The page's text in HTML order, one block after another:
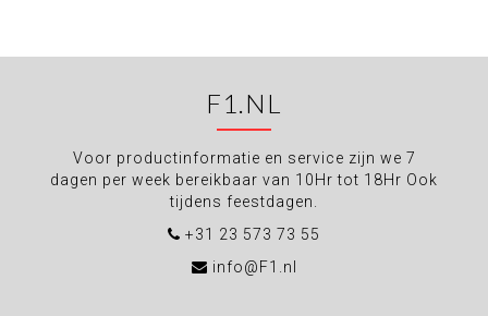
F1.NL
Voor productinformatie en service zijn we 7
dagen per week bereikbaar van 10Hr tot 18Hr Ook
tijdens feestdagen.
+31 23 573 73 55
info@F1.nl